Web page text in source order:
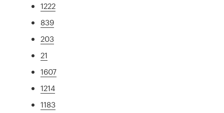
1222
839
203
21
1607
1214
1183